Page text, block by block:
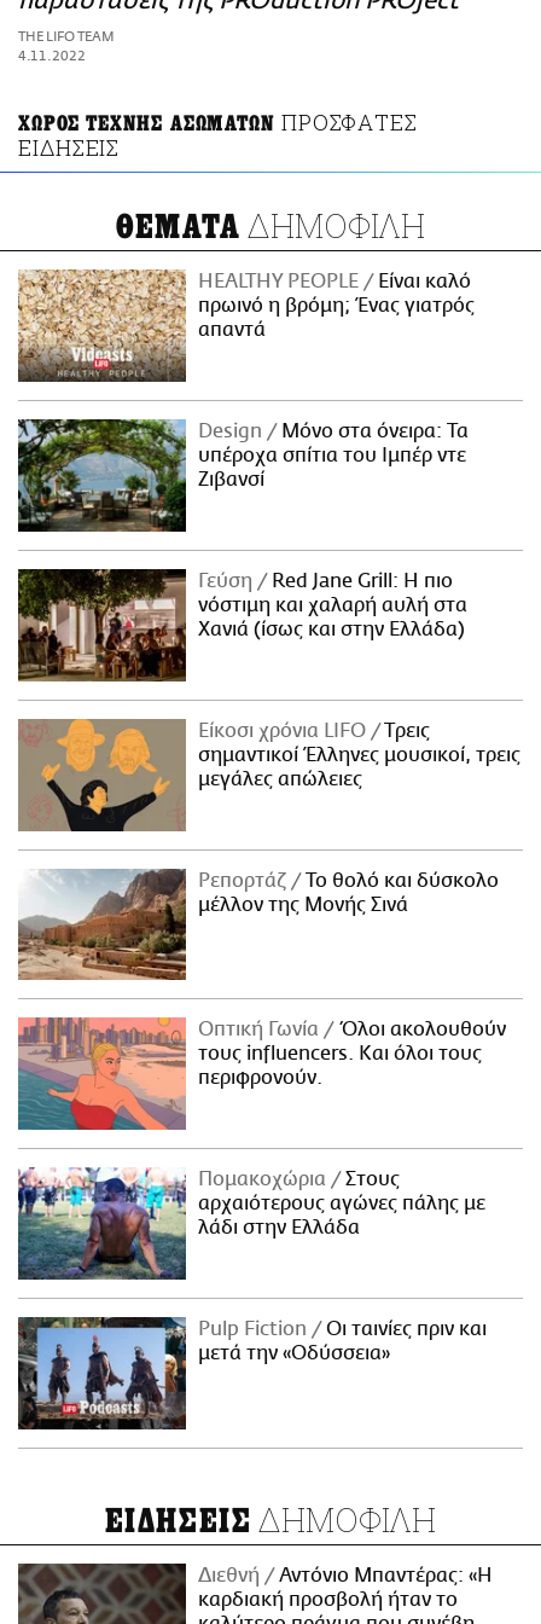
ΑΜΠΑ
PRINT
THE LIFO TEAM
4.11.2022
ΧΩΡΟΣ ΤΕΧΝΗΣ ΑΣΩΜΑΤΩΝ ΠΡΟΣΦΑΤΕΣ
ΕΙΔΗΣΕΙΣ
ΘΕΜΑΤΑ ΔΗΜΟΦΙΛΗ
HEALTHY PEOPLE
Είναι καλό
πρωινό η βρόμη; Ένας γιατρός
απαντά
Design
Μόνο στα όνειρα: Τα
υπέροχα σπίτια του Ιμπέρ ντε
Ζιβανσί
Γεύση
Red Jane Grill: Η πιο
νόστιμη και χαλαρή αυλή στα
Χανιά (ίσως και στην Ελλάδα)
Είκοσι χρόνια LIFO
Tρεις
σημαντικοί Έλληνες μουσικοί, τρεις
μεγάλες απώλειες
Ρεπορτάζ
Το θολό και δύσκολο
μέλλον της Μονής Σινά
Οπτική Γωνία
Όλοι ακολουθούν
τους influencers. Και όλοι τους
περιφρονούν.
Πομακοχώρια
Στους
αρχαιότερους αγώνες πάλης με
λάδι στην Ελλάδα
Pulp Fiction
Οι ταινίες πριν και
μετά την «Οδύσσεια»
ΕΙΔΗΣΕΙΣ ΔΗΜΟΦΙΛΗ
Διεθνή
Αντόνιο Μπαντέρας: «Η
καρδιακή προσβολή ήταν το